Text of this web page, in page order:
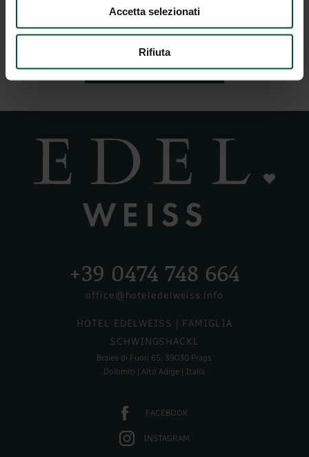
Accetta selezionati
Rifiuta
* Inserimento obbligatorio
+39 0474 748 664
office@hoteledelweiss.info
HOTEL EDELWEISS
| FAMIGLIA
SCHWINGSHACKL
Braies di Fuori 65, 39030 Prags
Dolomiti | Alto Adige | Italia
FACEBOOK
INSTAGRAM